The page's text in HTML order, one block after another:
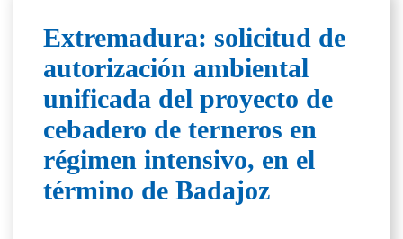
Extremadura: solicitud de
autorización ambiental
unificada del proyecto de
cebadero de terneros en
régimen intensivo, en el
término de Badajoz